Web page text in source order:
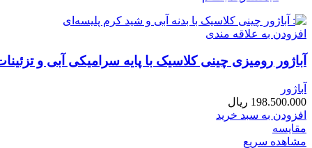
افزودن به علاقه مندی
آباژور رومیزی چینی کلاسیک با پایه سرامیکی آبی و
آباژور
198.500.000 ریال
افزودن به سبد خرید
مقایسه
مشاهده سریع